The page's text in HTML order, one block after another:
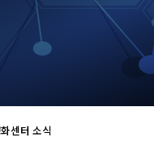
센터 소식